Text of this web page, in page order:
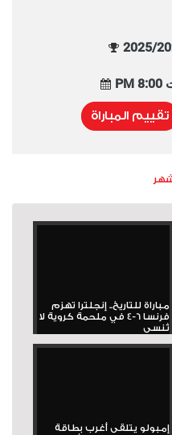
تقييم المباراة
مباراة للتاريخ.. إنجلترا تهزم
فرنسا 6-4 في ملحمة كروية لا
تُنسى
إمبولو يتلقى أغرب بطاقة